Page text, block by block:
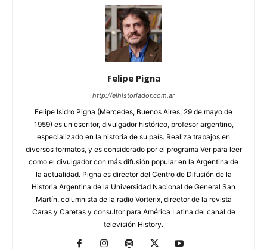
Felipe Pigna
http://elhistoriador.com.ar
Felipe Isidro Pigna (Mercedes, Buenos Aires; 29 de mayo de
1959) es un escritor, divulgador histórico, profesor argentino,
especializado en la historia de su país. Realiza trabajos en
diversos formatos, y es considerado por el programa Ver para leer
como el divulgador con más difusión popular en la Argentina de
la actualidad. Pigna es director del Centro de Difusión de la
Historia Argentina de la Universidad Nacional de General San
Martín, columnista de la radio Vorterix, director de la revista
Caras y Caretas y consultor para América Latina del canal de
televisión History.